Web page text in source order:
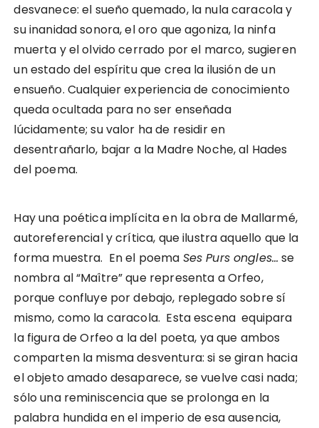
desvanece: el sueño quemado, la nula caracola y
su inanidad sonora, el oro que agoniza, la ninfa
muerta y el olvido cerrado por el marco, sugieren
un estado del espíritu que crea la ilusión de un
ensueño. Cualquier experiencia de conocimiento
queda ocultada para no ser enseñada
lúcidamente; su valor ha de residir en
desentrañarlo, bajar a la Madre Noche, al Hades
del poema.
Hay una poética implícita en la obra de Mallarmé,
autoreferencial y crítica, que ilustra aquello que la
forma muestra. En el poema Ses Purs ongles… se
nombra al “Maître” que representa a Orfeo,
porque confluye por debajo, replegado sobre sí
mismo, como la caracola. Esta escena equipara
la figura de Orfeo a la del poeta, ya que ambos
comparten la misma desventura: si se giran hacia
el objeto amado desaparece, se vuelve casi nada;
sólo una reminiscencia que se prolonga en la
palabra hundida en el imperio de esa ausencia,